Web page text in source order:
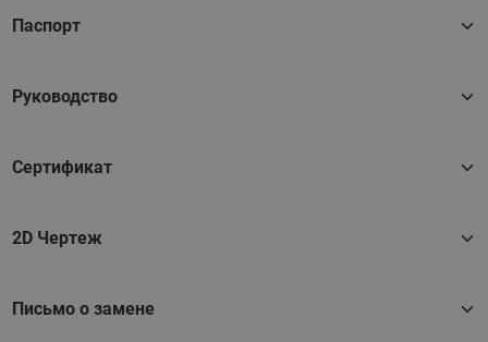
Паспорт
Руководство
Сертификат
2D Чертеж
Письмо о замене